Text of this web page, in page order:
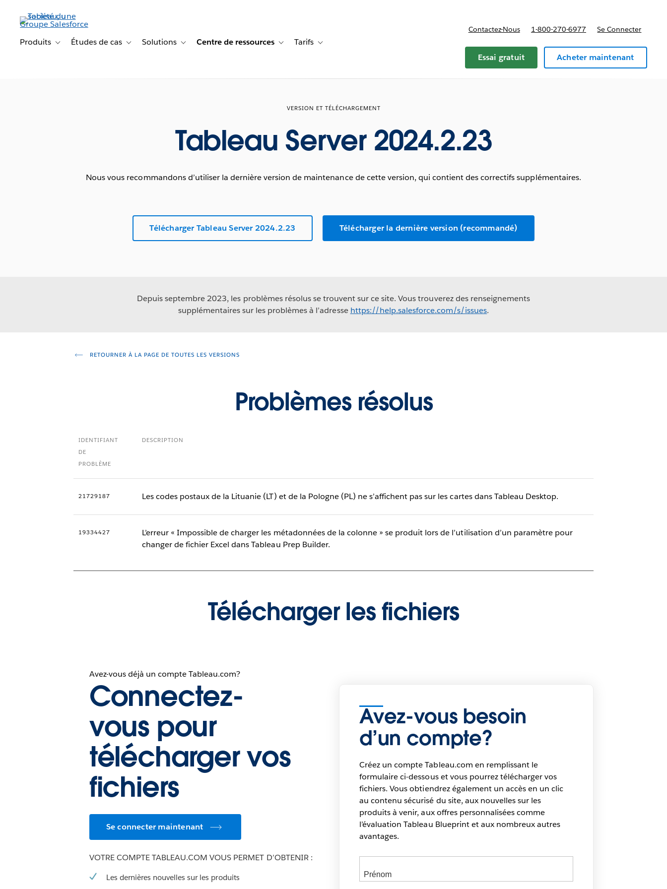
contenu
principalProduits Toggle sub-navigation for Produits
Études de cas Toggle sub-navigation for Études de cas
Solutions Toggle sub-navigation for Solutions
Centre de ressources Toggle sub-navigation for Centre de ressources
Tarifs Toggle sub-navigation for Tarifs
Contactez-Nous 1-800-270-6977 Se Connecter
Essai gratuit Acheter maintenant
VERSION ET TÉLÉCHARGEMENT
Tableau Server 2024.2.23
Nous vous recommandons d’utiliser la dernière version de maintenance de cette version, qui contient des correctifs supplémentaires.
Télécharger Tableau Server 2024.2.23 Télécharger la dernière version (recommandé)
Depuis septembre 2023, les problèmes résolus se trouvent sur ce site. Vous trouverez des renseignements
supplémentaires sur les problèmes à l’adresse https://help.salesforce.com/s/issues.
RETOURNER À LA PAGE DE TOUTES LES VERSIONS
Problèmes résolus
IDENTIFIANT
DE
PROBLÈME
DESCRIPTION
21729187 Les codes postaux de la Lituanie (LT) et de la Pologne (PL) ne s’affichent pas sur les cartes dans Tableau Desktop.
19334427
L’erreur « Impossible de charger les métadonnées de la colonne » se produit lors de l’utilisation d’un paramètre pour
changer de fichier Excel dans Tableau Prep Builder.
Télécharger les fichiers
Avez-vous déjà un compte Tableau.com?
Connectez-
vous pour
télécharger vos
fichiers
Se connecter maintenant
VOTRE COMPTE TABLEAU.COM VOUS PERMET D’OBTENIR :
Les dernières nouvelles sur les produits
Avez-vous besoin
d’un compte?
Créez un compte Tableau.com en remplissant le
formulaire ci-dessous et vous pourrez télécharger vos
fichiers. Vous obtiendrez également un accès en un clic
au contenu sécurisé du site, aux nouvelles sur les
produits à venir, aux offres personnalisées comme
l’évaluation Tableau Blueprint et aux nombreux autres
avantages.